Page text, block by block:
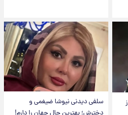
سلفی دیدنی نیوشا ضیغمی و